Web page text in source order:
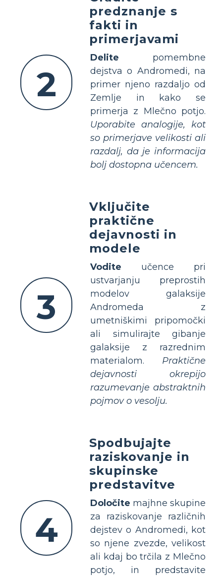
2
predznanje s
fakti in
primerjavami
Delite pomembne
dejstva o Andromedi, na
primer njeno razdaljo od
Zemlje in kako se
primerja z Mlečno potjo.
Uporabite analogije, kot
so primerjave velikosti ali
razdalj, da je informacija
bolj dostopna učencem.
3
Vključite
praktične
dejavnosti in
modele
Vodite učence pri
ustvarjanju preprostih
modelov galaksije
Andromeda z
umetniškimi pripomočki
ali simulirajte gibanje
galaksije z razrednim
materialom. Praktične
dejavnosti okrepijo
razumevanje abstraktnih
pojmov o vesolju.
4
Spodbujajte
raziskovanje in
skupinske
predstavitve
Določite majhne skupine
za raziskovanje različnih
dejstev o Andromedi, kot
so njene zvezde, velikost
ali kdaj bo trčila z Mlečno
potjo, in predstavite